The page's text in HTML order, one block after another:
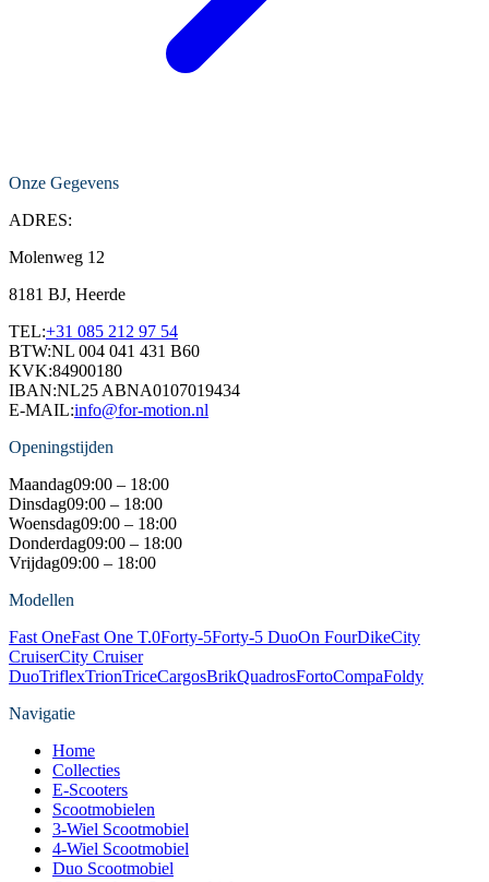
Onze Gegevens
ADRES:
Molenweg 12
8181 BJ, Heerde
TEL:+31 085 212 97 54
BTW:NL 004 041 431 B60
KVK:84900180
IBAN:NL25 ABNA0107019434
E-MAIL:info@for-motion.nl
Openingstijden
Maandag09:00 – 18:00
Dinsdag09:00 – 18:00
Woensdag09:00 – 18:00
Donderdag09:00 – 18:00
Vrijdag09:00 – 18:00
Modellen
Fast OneFast One T.0Forty-5Forty-5 DuoOn FourDikeCity
CruiserCity Cruiser
DuoTriflexTrionTriceCargosBrikQuadrosFortoCompaFoldy
Navigatie
Home
Collecties
E-Scooters
Scootmobielen
3-Wiel Scootmobiel
4-Wiel Scootmobiel
Duo Scootmobiel